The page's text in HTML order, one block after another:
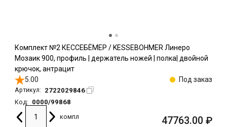
Комплект №2 КЕССЕБЁМЕР / KESSEBOHMER Линеро
Мозаик 900, профиль | держатель ножей | полка| двойной
крючок, антрацит
5.00
Под заказ
Артикул: 2722029846
Код:
0000/99868
компл
47763.00 ₽